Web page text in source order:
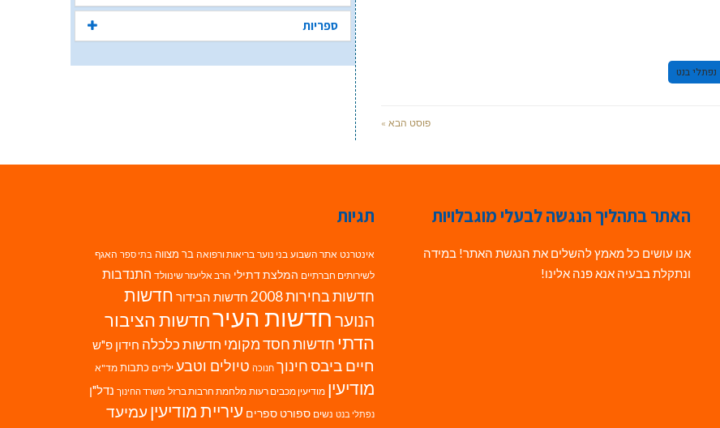
נפתלי בנט
פוסט הבא »
ספריות
האתר בתהליך הנגשה לבעלי מוגבלויות
אנו עושים כל מאמץ להשלים את הנגשת האתר! במידה
ונתקלת בבעיה אנא פנה אלינו!
תגיות
אינטרנט אתר השבוע בני נוער בריאות ורפואה בר מצווה בתי ספר האגף
לשירותים חברתיים המלצת דתילי הרב אליעזר שינוולד התנדבות
חדשות בחירות 2008 חדשות הבידור חדשות
הנוערחדשות העירחדשות הציבור
הדתי חדשות חסד מקומי חדשות כלכלה חידון פ"ש
חיים ביבסחינוך חנוכה טיולים וטבע ילדים כתבות מד"א
מודיעין מודיעין מכבים רעות מלחמת חרבות ברזל משרד החינוך נדל"ן
נפתלי בנט נשים ספורט ספרים עיריית מודיעין עמיעד